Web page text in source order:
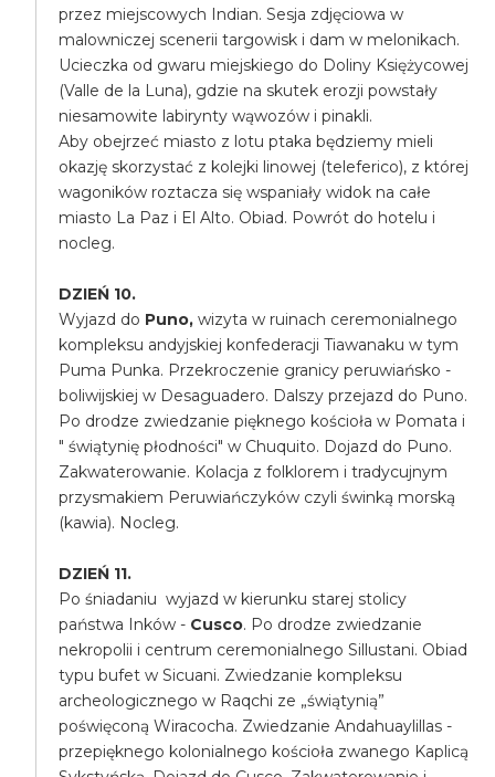
przez miejscowych Indian. Sesja zdjęciowa w
malowniczej scenerii targowisk i dam w melonikach.
Ucieczka od gwaru miejskiego do Doliny Księżycowej
(Valle de la Luna), gdzie na skutek erozji powstały
niesamowite labirynty wąwozów i pinakli.
Aby obejrzeć miasto z lotu ptaka będziemy mieli
okazję skorzystać z kolejki linowej (teleferico), z której
wagoników roztacza się wspaniały widok na całe
miasto La Paz i El Alto. Obiad. Powrót do hotelu i
nocleg.
DZIEŃ 10.
Wyjazd do Puno,wizyta w ruinach ceremonialnego
kompleksu andyjskiej konfederacji Tiawanaku w tym
Puma Punka. Przekroczenie granicy peruwiańsko -
boliwijskiej w Desaguadero. Dalszy przejazd do Puno.
Po drodze zwiedzanie pięknego kościoła w Pomata i
" świątynię płodności" w Chuquito. Dojazd do Puno.
Zakwaterowanie. Kolacja z folklorem i tradycujnym
przysmakiem Peruwiańczyków czyli świnką morską
(kawia). Nocleg.
DZIEŃ 11.
Po śniadaniu wyjazd w kierunku starej stolicy
państwa Inków - Cusco. Po drodze zwiedzanie
nekropolii i centrum ceremonialnego Sillustani. Obiad
typu bufet w Sicuani. Zwiedzanie kompleksu
archeologicznego w Raqchi ze „świątynią”
poświęconą Wiracocha. Zwiedzanie Andahuaylillas -
przepięknego kolonialnego kościoła zwanego Kaplicą